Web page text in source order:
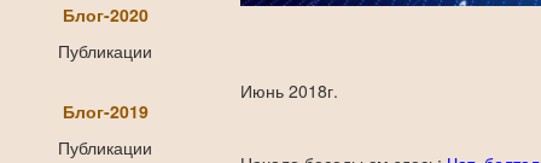
Блог-2020
Публикации
Блог-2019
Публикации
Июнь 2018г.